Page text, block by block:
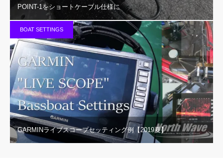
POINT-1をショートケーブル仕様に
BOAT SETTINGS
GARMINライブスコープセッティング例【2019夏】